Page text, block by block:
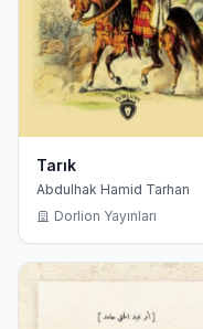
Tarık
Abdulhak Hamid Tarhan
Dorlion Yayınları